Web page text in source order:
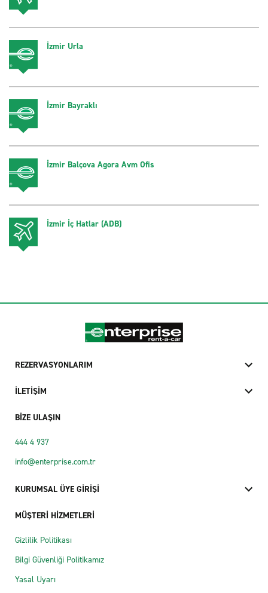
İzmir Urla
İzmir Bayraklı
İzmir Balçova Agora Avm Ofis
İzmir İç Hatlar (ADB)
REZERVASYONLARIM
İLETİŞİM
BİZE ULAŞIN
444 4 937
info@enterprise.com.tr
KURUMSAL ÜYE GİRİŞİ
MÜŞTERİ HİZMETLERİ
Gizlilik Politikası
Bilgi Güvenliği Politikamız
Yasal Uyarı